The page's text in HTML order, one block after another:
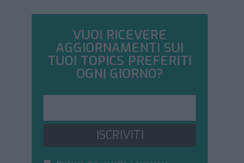
VUOI RICEVERE
AGGIORNAMENTI SUI
TUOI TOPICS PREFERITI
OGNI GIORNO?
ISCRIVITI